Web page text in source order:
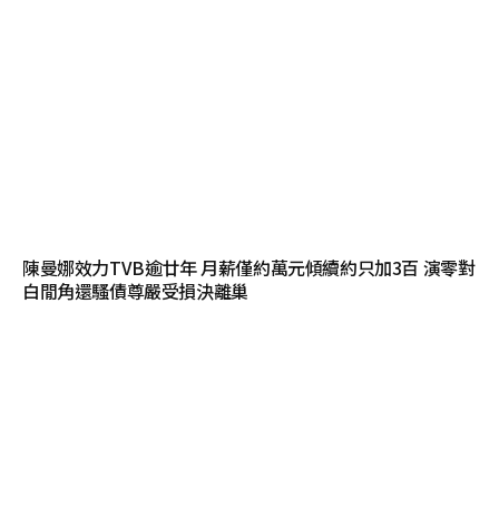
陳曼娜效力TVB逾廿年 月薪僅約萬元傾續約只加3百 演零對
白閒角還騷債尊嚴受損決離巢